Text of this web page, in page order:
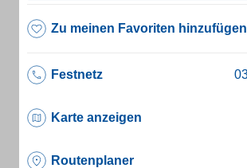
Zu meinen Favoriten hinzufügen
Festnetz
Karte anzeigen
Routenplaner